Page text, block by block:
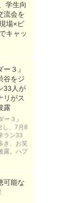
学生向
流会を
場×ビ
キャッ
３』
谷をジ
33人が
リがス
露
ー３』
し、7月8
ラン33
き、お笑
露。ハプ
可能な